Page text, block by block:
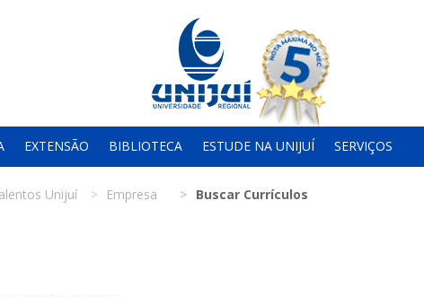
EXTENSÃO BIBLIOTECA ESTUDE NA UNIJUÍ SERVIÇOS
Unijuí Empresa Buscar Currículos